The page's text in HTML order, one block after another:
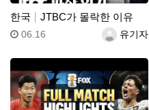
한국 JTBC가 몰락한 이유
등록자유기자
등록일
06.16